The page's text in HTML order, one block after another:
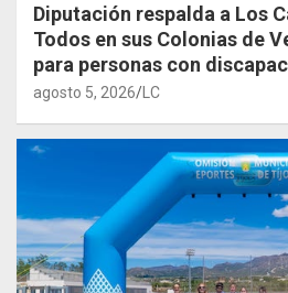
Diputación respalda a Los
Todos en sus Colonias de
para personas con
agosto 5, 2026 LC